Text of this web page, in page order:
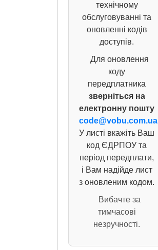
технічному
обслуговуванні та
оновленні кодів
доступів.
Для оновлення
коду
передплатника
зверніться на
електронну пошту
code@vobu.com.ua
У листі вкажіть Ваш
код ЄДРПОУ та
період передплати,
і Вам надійде лист
з оновленим кодом.
Вибачте за
тимчасові
незручності.